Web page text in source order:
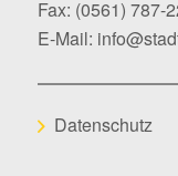
Fax: (0561) 787-
E-Mail:
Datenschutz